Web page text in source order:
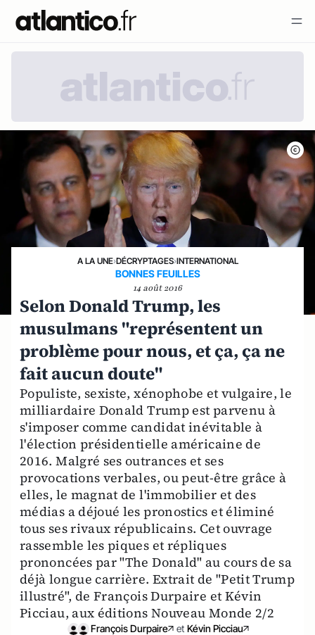
A LA UNE›DÉCRYPTAGES›INTERNATIONAL
BONNES FEUILLES
14 août 2016
Selon Donald Trump, les
musulmans "représentent un
problème pour nous, et ça, ça ne
fait aucun doute"
Populiste, sexiste, xénophobe et vulgaire, le
milliardaire Donald Trump est parvenu à
s'imposer comme candidat inévitable à
l'élection présidentielle américaine de
2016. Malgré ses outrances et ses
provocations verbales, ou peut-être grâce à
elles, le magnat de l'immobilier et des
médias a déjoué les pronostics et éliminé
tous ses rivaux républicains. Cet ouvrage
rassemble les piques et répliques
prononcées par "The Donald" au cours de sa
déjà longue carrière. Extrait de "Petit Trump
illustré", de François Durpaire et Kévin
Picciau, aux éditions Nouveau Monde 2/2
François Durpaire et Kévin Picciau